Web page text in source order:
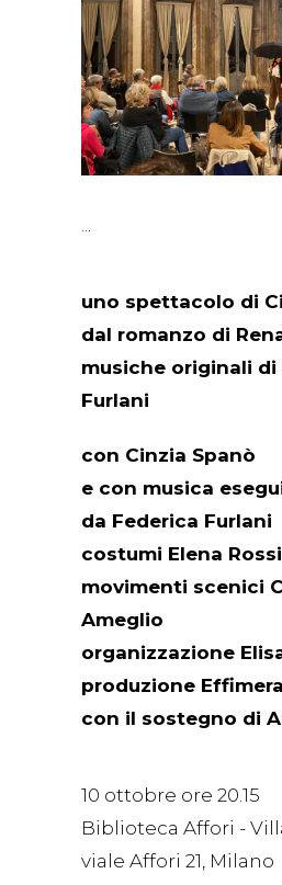
uno spettacolo di
dal romanzo di
musiche originali di
Furlani
con Cinzia Spanò
e con musica
da Federica Furlani
costumi Elena Rossi
movimenti scenici
Ameglio
organizzazione
produzione
con il sostegno di
10 ottobre ore 20.15
Biblioteca Affori -
viale Affori 21, Milano